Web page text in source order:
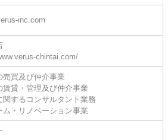
inc.com
chintai.com/
売買及び仲介事業
賃貸・管理及び仲介事業
関するコンサルタント業務
ム・リノベーション事業